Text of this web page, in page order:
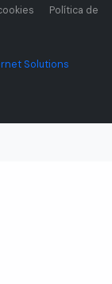
Política de
Solutions